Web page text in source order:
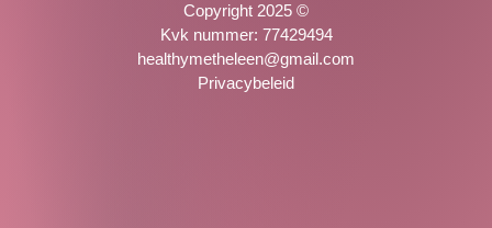
Copyright 2025 ©
Kvk nummer: 77429494
healthymetheleen@gmail.com
Privacybeleid